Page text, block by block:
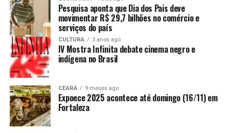
Pesquisa aponta que Dia dos Pais deve
movimentar R$ 29,7 bilhões no comércio e
serviços do país
CULTURA 3 anos ago
IV Mostra Infinita debate cinema negro e
indígena no Brasil
CEARÁ 9 meses ago
Expoece 2025 acontece até domingo (16/11) em
Fortaleza